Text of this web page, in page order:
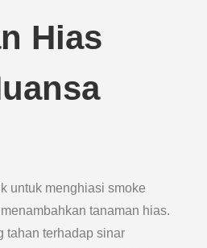
Hias
untuk menghiasi smoke
tanaman hias.
tahan terhadap sinar